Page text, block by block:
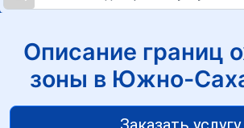
Описание границ
зоны в Южно-